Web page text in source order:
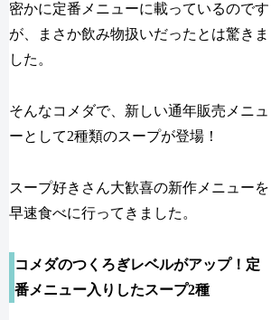
密かに定番メニューに載っているのです
が、まさか飲み物扱いだったとは驚きま
した。
そんなコメダで、新しい通年販売メニュ
ーとして2種類のスープが登場！
スープ好きさん大歓喜の新作メニューを
早速食べに行ってきました。
コメダのつくろぎレベルがアップ！定
番メニュー入りしたスープ2種